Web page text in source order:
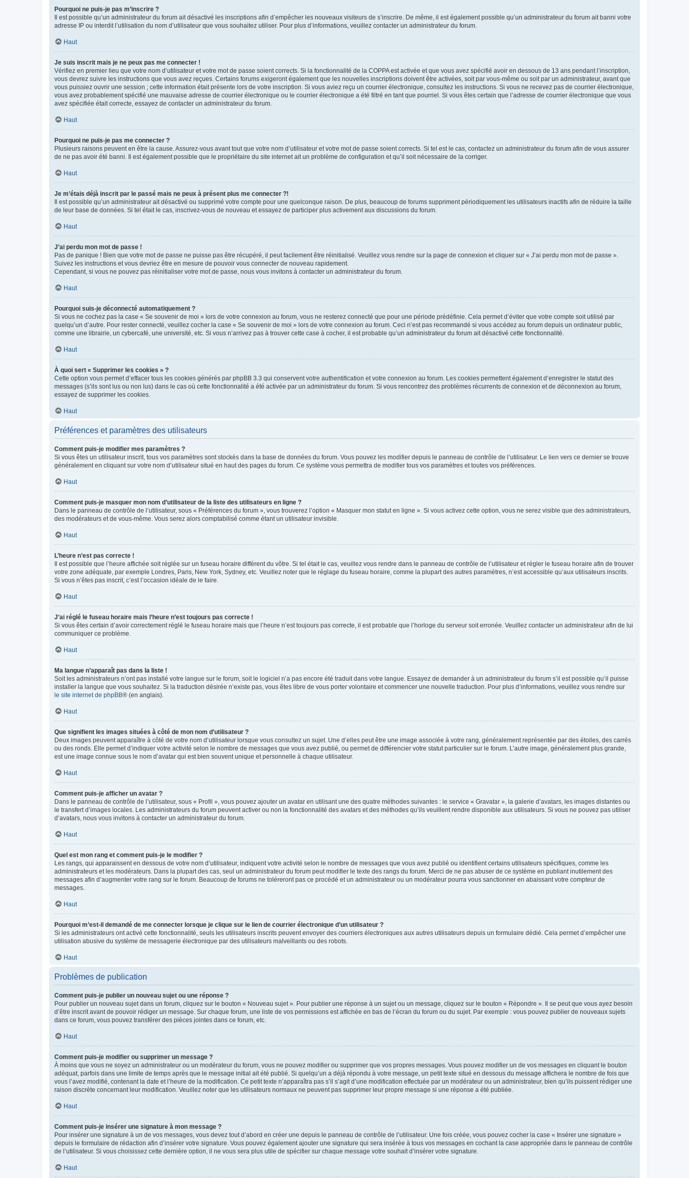
Pourquoi ne puis-je pas m’inscrire ?
Il est possible qu’un administrateur du forum ait désactivé les inscriptions afin d’empêcher les nouveaux visiteurs de s’inscrire. De même, il est également possible qu’un administrateur du forum ait banni votre
adresse IP ou interdit l’utilisation du nom d’utilisateur que vous souhaitez utiliser. Pour plus d’informations, veuillez contacter un administrateur du forum.
Haut
Je suis inscrit mais je ne peux pas me connecter !
Vérifiez en premier lieu que votre nom d’utilisateur et votre mot de passe soient corrects. Si la fonctionnalité de la COPPA est activée et que vous avez spécifié avoir en dessous de 13 ans pendant l’inscription,
vous devrez suivre les instructions que vous avez reçues. Certains forums exigeront également que les nouvelles inscriptions doivent être activées, soit par vous-même ou soit par un administrateur, avant que
vous puissiez ouvrir une session ; cette information était présente lors de votre inscription. Si vous aviez reçu un courrier électronique, consultez les instructions. Si vous ne recevez pas de courrier électronique,
vous avez probablement spécifié une mauvaise adresse de courrier électronique ou le courrier électronique a été filtré en tant que pourriel. Si vous êtes certain que l’adresse de courrier électronique que vous
avez spécifiée était correcte, essayez de contacter un administrateur du forum.
Haut
Pourquoi ne puis-je pas me connecter ?
Plusieurs raisons peuvent en être la cause. Assurez-vous avant tout que votre nom d’utilisateur et votre mot de passe soient corrects. Si tel est le cas, contactez un administrateur du forum afin de vous assurer
de ne pas avoir été banni. Il est également possible que le propriétaire du site internet ait un problème de configuration et qu’il soit nécessaire de la corriger.
Haut
Je m’étais déjà inscrit par le passé mais ne peux à présent plus me connecter ?!
Il est possible qu’un administrateur ait désactivé ou supprimé votre compte pour une quelconque raison. De plus, beaucoup de forums suppriment périodiquement les utilisateurs inactifs afin de réduire la taille
de leur base de données. Si tel était le cas, inscrivez-vous de nouveau et essayez de participer plus activement aux discussions du forum.
Haut
J’ai perdu mon mot de passe !
Pas de panique ! Bien que votre mot de passe ne puisse pas être récupéré, il peut facilement être réinitialisé. Veuillez vous rendre sur la page de connexion et cliquer sur « J’ai perdu mon mot de passe ».
Suivez les instructions et vous devriez être en mesure de pouvoir vous connecter de nouveau rapidement.
Cependant, si vous ne pouvez pas réinitialiser votre mot de passe, nous vous invitons à contacter un administrateur du forum.
Haut
Pourquoi suis-je déconnecté automatiquement ?
Si vous ne cochez pas la case « Se souvenir de moi » lors de votre connexion au forum, vous ne resterez connecté que pour une période prédéfinie. Cela permet d’éviter que votre compte soit utilisé par
quelqu’un d’autre. Pour rester connecté, veuillez cocher la case « Se souvenir de moi » lors de votre connexion au forum. Ceci n’est pas recommandé si vous accédez au forum depuis un ordinateur public,
comme une librairie, un cybercafé, une université, etc. Si vous n’arrivez pas à trouver cette case à cocher, il est probable qu’un administrateur du forum ait désactivé cette fonctionnalité.
Haut
À quoi sert « Supprimer les cookies » ?
Cette option vous permet d’effacer tous les cookies générés par phpBB 3.3 qui conservent votre authentification et votre connexion au forum. Les cookies permettent également d’enregistrer le statut des
messages (s’ils sont lus ou non lus) dans le cas où cette fonctionnalité a été activée par un administrateur du forum. Si vous rencontrez des problèmes récurrents de connexion et de déconnexion au forum,
essayez de supprimer les cookies.
Haut
Préférences et paramètres des utilisateurs
Comment puis-je modifier mes paramètres ?
Si vous êtes un utilisateur inscrit, tous vos paramètres sont stockés dans la base de données du forum. Vous pouvez les modifier depuis le panneau de contrôle de l’utilisateur. Le lien vers ce dernier se trouve
généralement en cliquant sur votre nom d’utilisateur situé en haut des pages du forum. Ce système vous permettra de modifier tous vos paramètres et toutes vos préférences.
Haut
Comment puis-je masquer mon nom d’utilisateur de la liste des utilisateurs en ligne ?
Dans le panneau de contrôle de l’utilisateur, sous « Préférences du forum », vous trouverez l’option « Masquer mon statut en ligne ». Si vous activez cette option, vous ne serez visible que des administrateurs,
des modérateurs et de vous-même. Vous serez alors comptabilisé comme étant un utilisateur invisible.
Haut
L’heure n’est pas correcte !
Il est possible que l’heure affichée soit réglée sur un fuseau horaire différent du vôtre. Si tel était le cas, veuillez vous rendre dans le panneau de contrôle de l’utilisateur et régler le fuseau horaire afin de trouver
votre zone adéquate, par exemple Londres, Paris, New York, Sydney, etc. Veuillez noter que le réglage du fuseau horaire, comme la plupart des autres paramètres, n’est accessible qu’aux utilisateurs inscrits.
Si vous n’êtes pas inscrit, c’est l’occasion idéale de le faire.
Haut
J’ai réglé le fuseau horaire mais l’heure n’est toujours pas correcte !
Si vous êtes certain d’avoir correctement réglé le fuseau horaire mais que l’heure n’est toujours pas correcte, il est probable que l’horloge du serveur soit erronée. Veuillez contacter un administrateur afin de lui
communiquer ce problème.
Haut
Ma langue n’apparaît pas dans la liste !
Soit les administrateurs n’ont pas installé votre langue sur le forum, soit le logiciel n’a pas encore été traduit dans votre langue. Essayez de demander à un administrateur du forum s’il est possible qu’il puisse
installer la langue que vous souhaitez. Si la traduction désirée n’existe pas, vous êtes libre de vous porter volontaire et commencer une nouvelle traduction. Pour plus d’informations, veuillez vous rendre sur
le site internet de phpBB® (en anglais).
Haut
Que signifient les images situées à côté de mon nom d’utilisateur ?
Deux images peuvent apparaître à côté de votre nom d’utilisateur lorsque vous consultez un sujet. Une d’elles peut être une image associée à votre rang, généralement représentée par des étoiles, des carrés
ou des ronds. Elle permet d’indiquer votre activité selon le nombre de messages que vous avez publié, ou permet de différencier votre statut particulier sur le forum. L’autre image, généralement plus grande,
est une image connue sous le nom d’avatar qui est bien souvent unique et personnelle à chaque utilisateur.
Haut
Comment puis-je afficher un avatar ?
Dans le panneau de contrôle de l’utilisateur, sous « Profil », vous pouvez ajouter un avatar en utilisant une des quatre méthodes suivantes : le service « Gravatar », la galerie d’avatars, les images distantes ou
le transfert d’images locales. Les administrateurs du forum peuvent activer ou non la fonctionnalité des avatars et des méthodes qu’ils veuillent rendre disponible aux utilisateurs. Si vous ne pouvez pas utiliser
d’avatars, nous vous invitons à contacter un administrateur du forum.
Haut
Quel est mon rang et comment puis-je le modifier ?
Les rangs, qui apparaissent en dessous de votre nom d’utilisateur, indiquent votre activité selon le nombre de messages que vous avez publié ou identifient certains utilisateurs spécifiques, comme les
administrateurs et les modérateurs. Dans la plupart des cas, seul un administrateur du forum peut modifier le texte des rangs du forum. Merci de ne pas abuser de ce système en publiant inutilement des
messages afin d’augmenter votre rang sur le forum. Beaucoup de forums ne toléreront pas ce procédé et un administrateur ou un modérateur pourra vous sanctionner en abaissant votre compteur de
messages.
Haut
Pourquoi m’est-il demandé de me connecter lorsque je clique sur le lien de courrier électronique d’un utilisateur ?
Si les administrateurs ont activé cette fonctionnalité, seuls les utilisateurs inscrits peuvent envoyer des courriers électroniques aux autres utilisateurs depuis un formulaire dédié. Cela permet d’empêcher une
utilisation abusive du système de messagerie électronique par des utilisateurs malveillants ou des robots.
Haut
Problèmes de publication
Comment puis-je publier un nouveau sujet ou une réponse ?
Pour publier un nouveau sujet dans un forum, cliquez sur le bouton « Nouveau sujet ». Pour publier une réponse à un sujet ou un message, cliquez sur le bouton « Répondre ». Il se peut que vous ayez besoin
d’être inscrit avant de pouvoir rédiger un message. Sur chaque forum, une liste de vos permissions est affichée en bas de l’écran du forum ou du sujet. Par exemple : vous pouvez publier de nouveaux sujets
dans ce forum, vous pouvez transférer des pièces jointes dans ce forum, etc.
Haut
Comment puis-je modifier ou supprimer un message ?
À moins que vous ne soyez un administrateur ou un modérateur du forum, vous ne pouvez modifier ou supprimer que vos propres messages. Vous pouvez modifier un de vos messages en cliquant le bouton
adéquat, parfois dans une limite de temps après que le message initial ait été publié. Si quelqu’un a déjà répondu à votre message, un petit texte situé en dessous du message affichera le nombre de fois que
vous l’avez modifié, contenant la date et l’heure de la modification. Ce petit texte n’apparaîtra pas s’il s’agit d’une modification effectuée par un modérateur ou un administrateur, bien qu’ils puissent rédiger une
raison discrète concernant leur modification. Veuillez noter que les utilisateurs normaux ne peuvent pas supprimer leur propre message si une réponse a été publiée.
Haut
Comment puis-je insérer une signature à mon message ?
Pour insérer une signature à un de vos messages, vous devez tout d’abord en créer une depuis le panneau de contrôle de l’utilisateur. Une fois créée, vous pouvez cocher la case « Insérer une signature »
depuis le formulaire de rédaction afin d’insérer votre signature. Vous pouvez également ajouter une signature qui sera insérée à tous vos messages en cochant la case appropriée dans le panneau de contrôle
de l’utilisateur. Si vous choisissez cette dernière option, il ne vous sera plus utile de spécifier sur chaque message votre souhait d’insérer votre signature.
Haut